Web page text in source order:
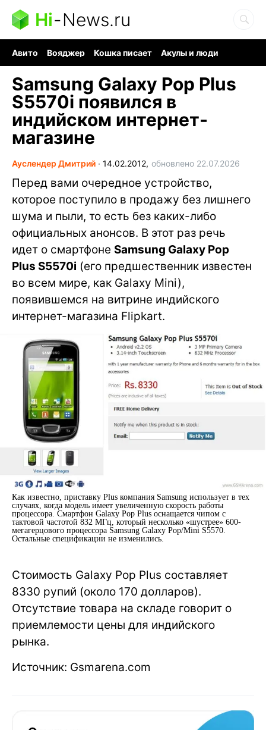
Hi-News.ru
Авито Вояджер Кошка писает
Акулы и люди
Samsung Galaxy Pop Plus
S5570i появился в
индийском интернет-
магазине
Ауслендер Дмитрий ∙ 14.02.2012, обновлено 22.07.2026
Перед вами очередное устройство,
которое поступило в продажу без лишнего
шума и пыли, то есть без каких-либо
официальных анонсов. В этот раз речь
идет о смартфоне Samsung Galaxy Pop
Plus S5570i (его предшественник известен
во всем мире, как Galaxy Mini),
появившемся на витрине индийского
интернет-магазина Flipkart.
Как известно, приставку Plus компания Samsung использует в тех
случаях, когда модель имеет увеличенную скорость работы
процессора. Смартфон Galaxy Pop Plus оснащается чипом с
тактовой частотой 832 МГц, который несколько «шустрее» 600-
мегагерцового процессора Samsung Galaxy Pop/Mini S5570.
Остальные спецификации не изменились.
Стоимость Galaxy Pop Plus составляет
8330 рупий (около 170 долларов).
Отсутствие товара на складе говорит о
приемлемости цены для индийского
рынка.
Источник: Gsmarena.com